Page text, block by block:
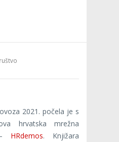
2021. počela je s
hrvatska mrežna
HRdemos. Knjižara